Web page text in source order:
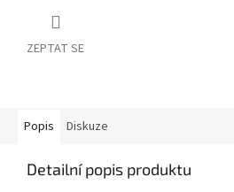
ZEPTAT SE
Popis Diskuze
Detailní popis produktu